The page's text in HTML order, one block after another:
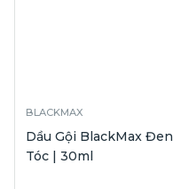
BLACKMAX
Dầu Gội BlackMax Đen
Tóc | 30ml